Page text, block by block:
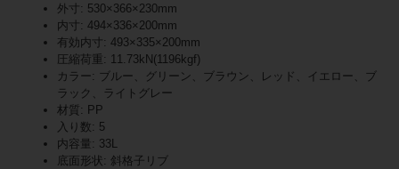
外寸: 530×366×230mm
内寸: 494×336×200mm
有効内寸: 493×335×200mm
圧縮荷重: 11.73kN(1196kgf)
カラー: ブルー、グリーン、ブラウン、レッド、イエロー、ブ
ラック、ライトグレー
材質: PP
入り数: 5
内容量: 33L
底面形状: 斜格子リブ